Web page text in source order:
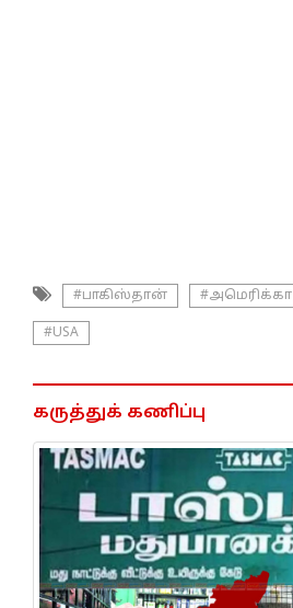
#பாகிஸ்தான் #அமெரிக்கா
#USA
கருத்துக் கணிப்பு